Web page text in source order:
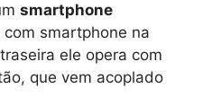
smartphone
com smartphone na
ele opera com
que vem acoplado